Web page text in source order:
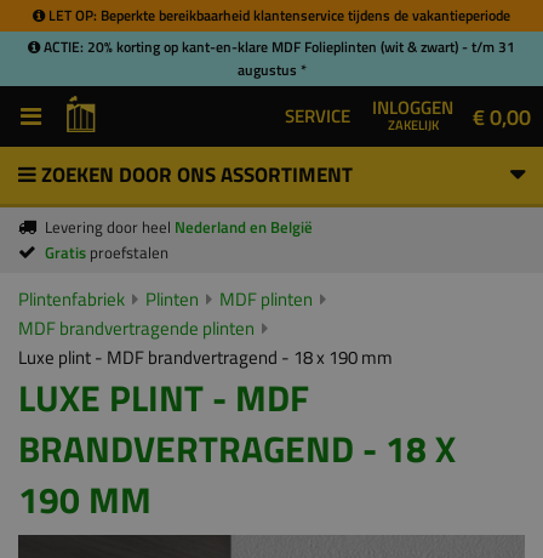
LET OP: Beperkte bereikbaarheid klantenservice tijdens de vakantieperiode
ACTIE: 20% korting op kant-en-klare MDF Folieplinten (wit & zwart) - t/m 31
augustus *
SERVICE INLOGGEN
ZAKELIJK € 0,00
ZOEKEN DOOR ONS ASSORTIMENT
Levering door heel Nederland en België
Gratis proefstalen
Plintenfabriek Plinten
MDF plinten
MDF brandvertragende plinten
Luxe plint - MDF brandvertragend - 18 x 190 mm
LUXE PLINT - MDF
BRANDVERTRAGEND - 18 X
190 MM